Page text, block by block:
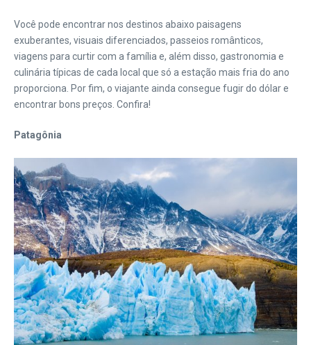
Você pode encontrar nos destinos abaixo paisagens
exuberantes, visuais diferenciados, passeios românticos,
viagens para curtir com a família e, além disso, gastronomia e
culinária típicas de cada local que só a estação mais fria do ano
proporciona. Por fim, o viajante ainda consegue fugir do dólar e
encontrar bons preços. Confira!
Patagônia